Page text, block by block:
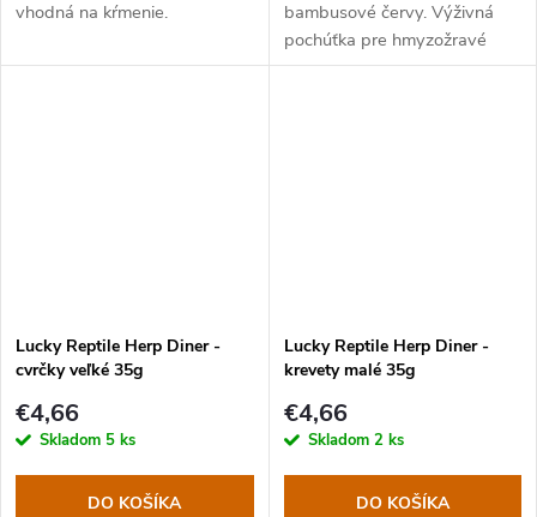
vhodná na kŕmenie.
bambusové červy. Výživná
pochúťka pre hmyzožravé
jaštery a vodné korytnačky.
Lucky Reptile Herp Diner -
cvrčky veľké 35g
€4,66
Skladom 5 ks
DO KOŠÍKA
Lucky Reptile Herp Diner -
krevety malé 35g
€4,66
Skladom 2 ks
DO KOŠÍKA